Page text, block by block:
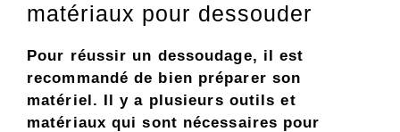
matériaux pour dessouder
Pour réussir un dessoudage, il est
recommandé de bien préparer son
matériel. Il y a plusieurs outils et
matériaux qui sont nécessaires pour